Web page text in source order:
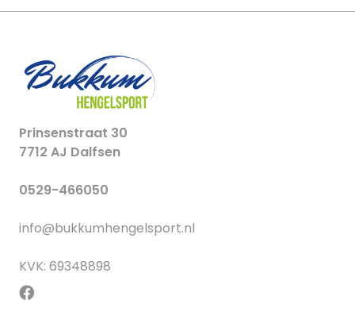
Prinsenstraat 30
7712 AJ Dalfsen
0529-466050
info@bukkumhengelsport.nl
KVK: 69348898